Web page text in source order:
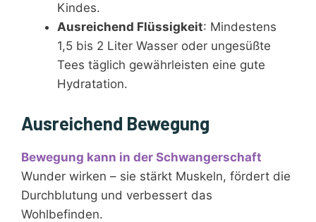
Kindes.
Ausreichend Flüssigkeit: Mindestens
1,5 bis 2 Liter Wasser oder ungesüßte
Tees täglich gewährleisten eine gute
Hydratation.
Ausreichend Bewegung
Bewegung kann in der Schwangerschaft
Wunder wirken – sie stärkt Muskeln, fördert die
Durchblutung und verbessert das
Wohlbefinden.